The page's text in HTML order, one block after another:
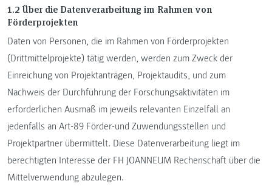
1.2 Über die Datenverarbeitung im Rahmen von
Förderprojekten
Daten von Personen, die im Rahmen von Förderprojekten
(Drittmittelprojekte) tätig werden, werden zum Zweck der
Einreichung von Projektanträgen, Projektaudits, und zum
Nachweis der Durchführung der Forschungsaktivitäten im
erforderlichen Ausmaß im jeweils relevanten Einzelfall an
jedenfalls an Art-89 Förder-und Zuwendungsstellen und
Projektpartner übermittelt. Diese Datenverarbeitung liegt im
berechtigten Interesse der FH JOANNEUM Rechenschaft über die
Mittelverwendung abzulegen.